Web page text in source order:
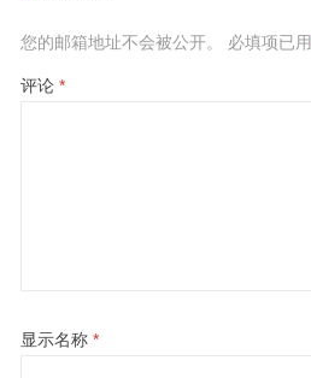
您的邮箱地址不会被公开。 必填项已用
评论 *
显示名称 *